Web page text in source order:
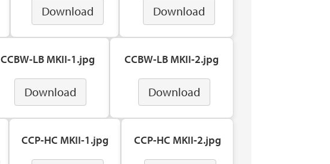
Download Download
CCBW-LB MKII-1.jpg
Download
CCBW-LB MKII-2.jpg
Download
CCP-HC MKII-1.jpg CCP-HC MKII-2.jpg